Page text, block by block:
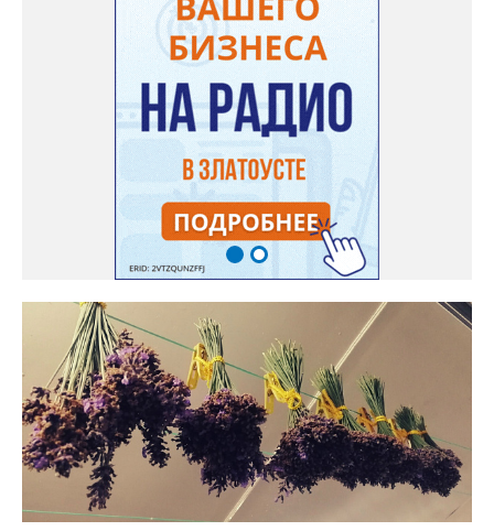
пропадет матовость (станет глянцевым). По срокам опыления
норма зрелости для «Коккоро» - не менее 42 дней от завязи
размером с грецкий орех. Екатерина выяснила у знающих
людей и причину своих неудач – её сеянцы не опылялись, и это
нужно было делать самостоятельно. «Мужской» цветочек для
этого прикладывают к «женскому» - тычинку к пестику. Фото:
Екатерина Громова, специально для «Златоуст.инфо».
Обсуждение новости здесь
ВКОНТАКТЕ https://vk.com/newszlatoust74